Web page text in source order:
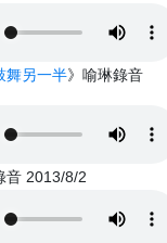
另一半》喻琳錄音
音 2013/8/2